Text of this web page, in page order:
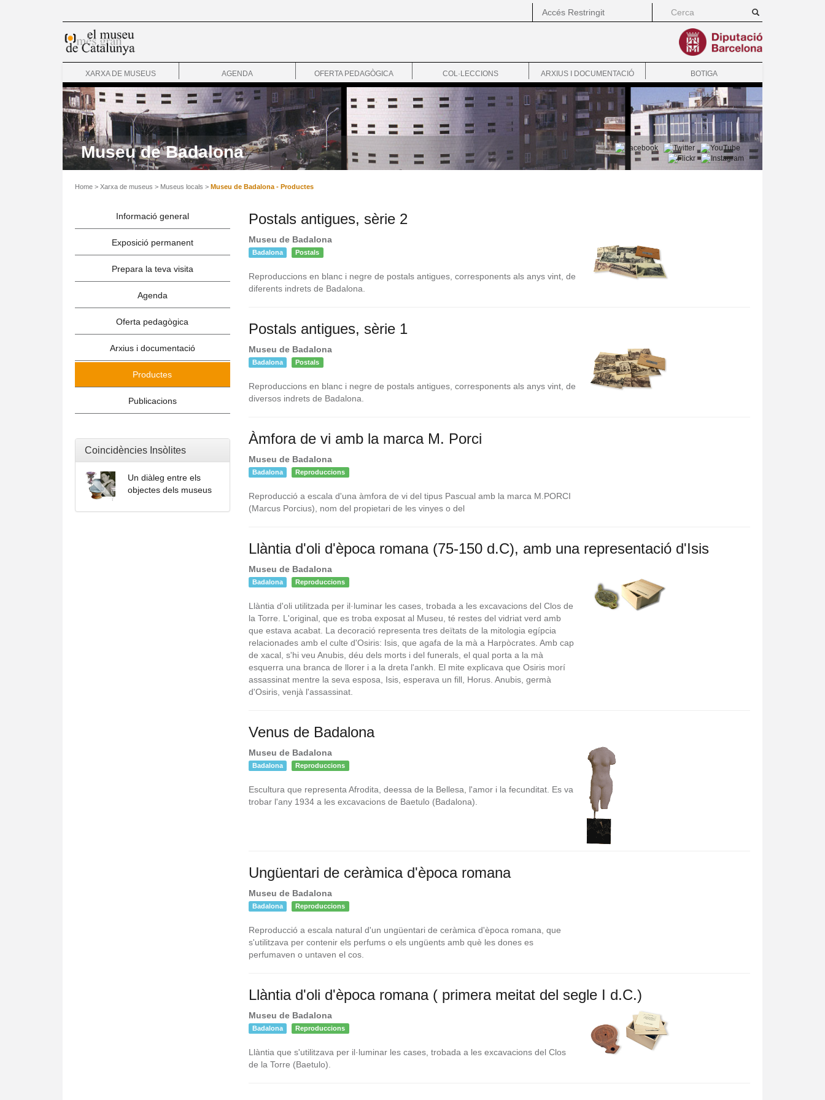
Accés Restringit
XARXA DE MUSEUS AGENDA OFERTA PEDAGÒGICA COL·LECCIONS ARXIUS I DOCUMENTACIÓ BOTIGA
Museu de Badalona
Home > Xarxa de museus > Museus locals > Museu de Badalona - Productes
Informació general
Exposició permanent
Prepara la teva visita
Agenda
Oferta pedagògica
Arxius i documentació
Productes
Publicacions
Coincidències Insòlites
Un diàleg entre els
objectes dels museus
Postals antigues, sèrie 2
Museu de Badalona
Badalona Postals
Reproduccions en blanc i negre de postals antigues, corresponents als anys vint, de
diferents indrets de Badalona.
Postals antigues, sèrie 1
Museu de Badalona
Badalona Postals
Reproduccions en blanc i negre de postals antigues, corresponents als anys vint, de
diversos indrets de Badalona.
Àmfora de vi amb la marca M. Porci
Museu de Badalona
Badalona Reproduccions
Reproducció a escala d'una àmfora de vi del tipus Pascual amb la marca M.PORCI
(Marcus Porcius), nom del propietari de les vinyes o del
Llàntia d'oli d'època romana (75-150 d.C), amb una representació d'Isis
Museu de Badalona
Badalona Reproduccions
Llàntia d'oli utilitzada per il·luminar les cases, trobada a les excavacions del Clos de
la Torre. L'original, que es troba exposat al Museu, té restes del vidriat verd amb
que estava acabat. La decoració representa tres deïtats de la mitologia egípcia
relacionades amb el culte d'Osiris: Isis, que agafa de la mà a Harpòcrates. Amb cap
de xacal, s'hi veu Anubis, déu dels morts i del funerals, el qual porta a la mà
esquerra una branca de llorer i a la dreta l'ankh. El mite explicava que Osiris morí
assassinat mentre la seva esposa, Isis, esperava un fill, Horus. Anubis, germà
d'Osiris, venjà l'assassinat.
Venus de Badalona
Museu de Badalona
Badalona Reproduccions
Escultura que representa Afrodita, deessa de la Bellesa, l'amor i la fecunditat. Es va
trobar l'any 1934 a les excavacions de Baetulo (Badalona).
Ungüentari de ceràmica d'època romana
Museu de Badalona
Badalona Reproduccions
Reproducció a escala natural d'un ungüentari de ceràmica d'època romana, que
s'utilitzava per contenir els perfums o els ungüents amb què les dones es
perfumaven o untaven el cos.
Llàntia d'oli d'època romana ( primera meitat del segle I d.C.)
Museu de Badalona
Badalona Reproduccions
Llàntia que s'utilitzava per il·luminar les cases, trobada a les excavacions del Clos
de la Torre (Baetulo).